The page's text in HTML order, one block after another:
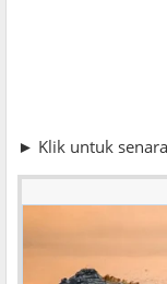
► Klik untuk